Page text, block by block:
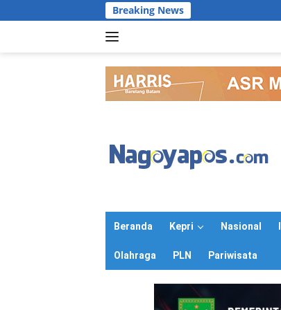
ke
Breaking News
Beranda Kepri Nasional
Olahraga PLN Pariwisata